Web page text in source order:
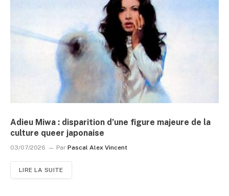
Adieu Miwa : disparition d’une figure majeure de la
culture queer japonaise
03/07/2026 Par Pascal Alex Vincent
LIRE LA SUITE